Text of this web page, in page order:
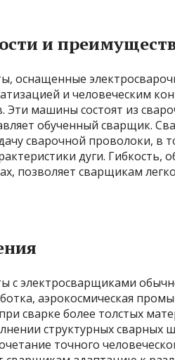
и
оснащенные
и человеческим
Эти машины состоят из
обученный сварщик.
сварочной проволоки, в
дуги. Гибкость,
позволяет сварщикам
с электросварщиками
аэрокосмическая
сварке более толстых
структурных сварных
точного